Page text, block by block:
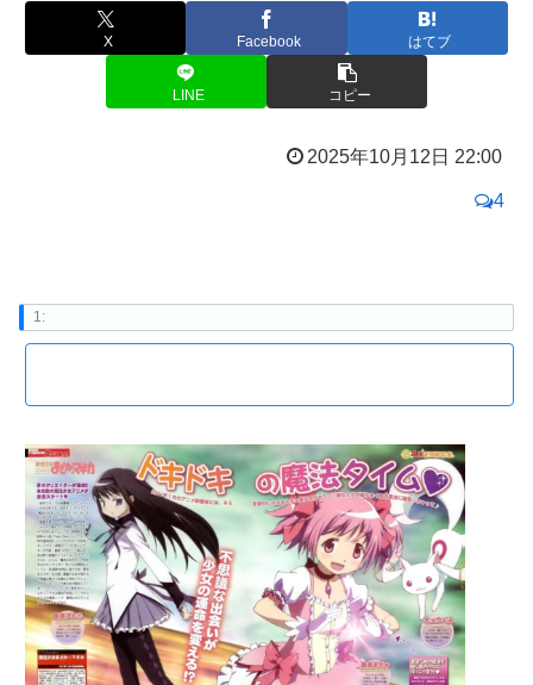
X Facebook はてブ
LINE コピー
2025年10月12日 22:00
4
1: